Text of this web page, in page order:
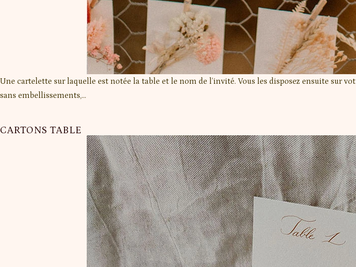
Une cartelette sur laquelle est notée la table et le nom de l’invité. Vous les disposez ensuite sur
sans embellissements,…
CARTONS TABLE